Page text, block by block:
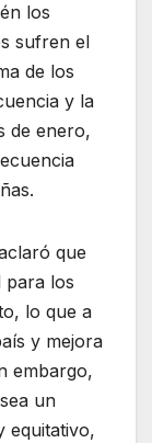
los
sufren el
de los
y la
de enero,
que
para los
lo que a
y mejora
embargo,
un
equitativo,